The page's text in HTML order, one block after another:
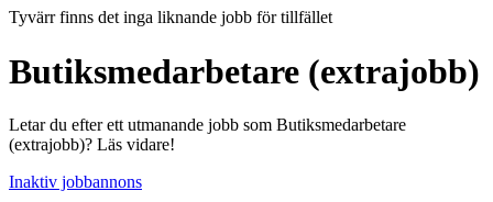
Tyvärr finns det inga liknande jobb för tillfället
Butiksmedarbetare (extrajobb)
Letar du efter ett utmanande jobb som Butiksmedarbetare
(extrajobb)? Läs vidare!
Inaktiv jobbannons